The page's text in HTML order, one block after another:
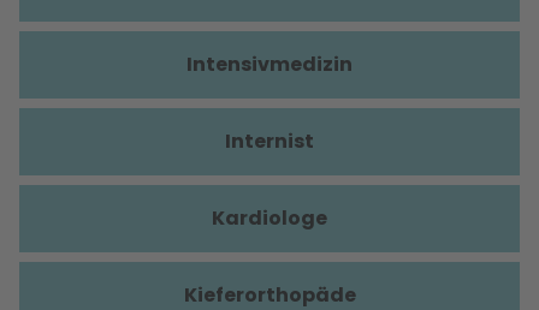
Intensivmedizin
Internist
Kardiologe
Kieferorthopäde